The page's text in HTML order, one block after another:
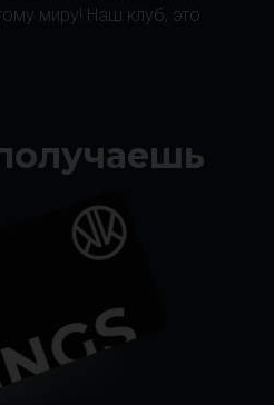
миру! Наш клуб, это